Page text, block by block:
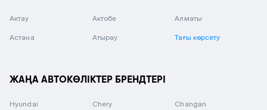
Актау Актобе Алматы
Астана Атырау Тағы көрсету
ЖАҢА АВТОКӨЛІКТЕР БРЕНДТЕРІ
Hyundai Chery Changan